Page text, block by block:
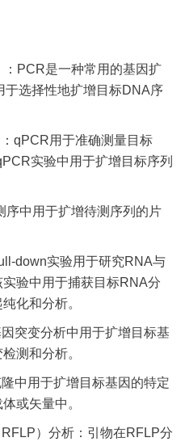
PCR是一种常用的基因扩
选择性地扩增目标DNA序
qPCR用于准确测量目标
实验中用于扩增目标序列
序中用于扩增待测序列的片
down实验用于研究RNA与
验中用于捕获目标RNA分
化和分析。
突变分析中用于扩增目标基
测和分析。
中用于扩增目标基因的特定
或矢量中。
）分析：引物在RFLP分